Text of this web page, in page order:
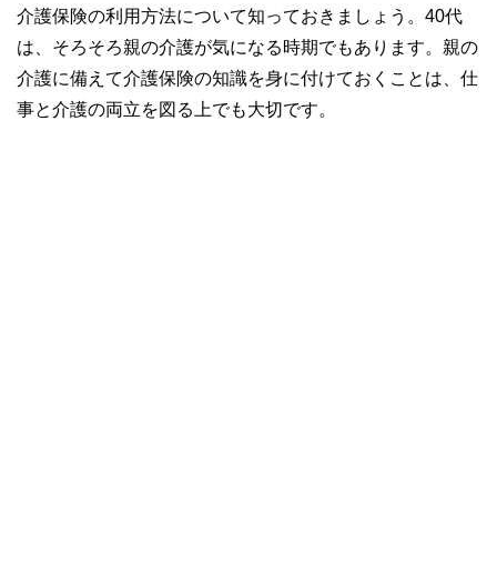
介護保険の利用方法について知っておきましょう。40代
は、そろそろ親の介護が気になる時期でもあります。親の
介護に備えて介護保険の知識を身に付けておくことは、仕
事と介護の両立を図る上でも大切です。